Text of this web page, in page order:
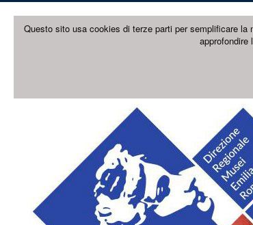
Questo sito usa cookies di terze parti per semplificare
approfondire